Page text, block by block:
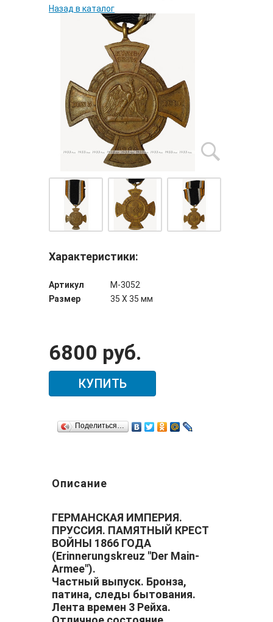
Назад в каталог
Характеристики:
Артикул
М-3052
Размер
35 Х 35 мм
6800 руб.
КУПИТЬ
Поделиться…
Описание
ГЕРМАНСКАЯ ИМПЕРИЯ.
ПРУССИЯ. ПАМЯТНЫЙ КРЕСТ
ВОЙНЫ 1866 ГОДА
(Erinnerungskreuz "Der Main-
Armee").
Частный выпуск. Бронза,
патина, следы бытования.
Лента времен 3 Рейха.